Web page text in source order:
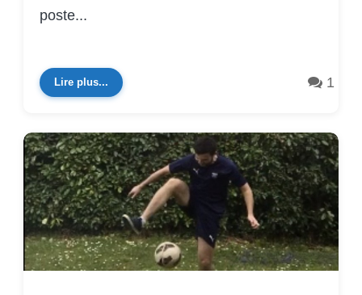
poste...
Lire plus... 1